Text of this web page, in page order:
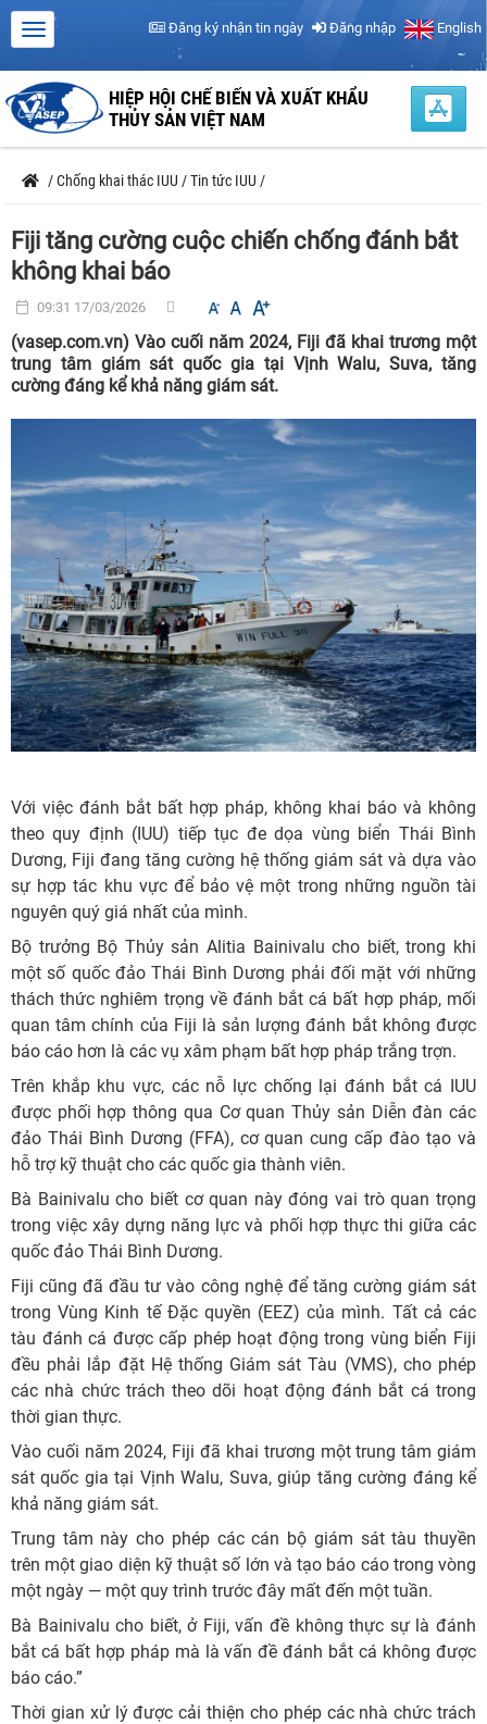
Đăng ký nhận tin ngày Đăng nhập English
HIỆP HỘI CHẾ BIẾN VÀ XUẤT KHẨU
THỦY SẢN VIỆT NAM
/Chống khai thác IUU /Tin tức IUU /
Fiji tăng cường cuộc chiến chống đánh bắt
không khai báo
09:31 17/03/2026
(vasep.com.vn) Vào cuối năm 2024, Fiji đã khai trương một
trung tâm giám sát quốc gia tại Vịnh Walu, Suva, tăng
cường đáng kể khả năng giám sát.
Với việc đánh bắt bất hợp pháp, không khai báo và không
theo quy định (IUU) tiếp tục đe dọa vùng biển Thái Bình
Dương, Fiji đang tăng cường hệ thống giám sát và dựa vào
sự hợp tác khu vực để bảo vệ một trong những nguồn tài
nguyên quý giá nhất của mình.
Bộ trưởng Bộ Thủy sản Alitia Bainivalu cho biết, trong khi
một số quốc đảo Thái Bình Dương phải đối mặt với những
thách thức nghiêm trọng về đánh bắt cá bất hợp pháp, mối
quan tâm chính của Fiji là sản lượng đánh bắt không được
báo cáo hơn là các vụ xâm phạm bất hợp pháp trắng trợn.
Trên khắp khu vực, các nỗ lực chống lại đánh bắt cá IUU
được phối hợp thông qua Cơ quan Thủy sản Diễn đàn các
đảo Thái Bình Dương (FFA), cơ quan cung cấp đào tạo và
hỗ trợ kỹ thuật cho các quốc gia thành viên.
Bà Bainivalu cho biết cơ quan này đóng vai trò quan trọng
trong việc xây dựng năng lực và phối hợp thực thi giữa các
quốc đảo Thái Bình Dương.
Fiji cũng đã đầu tư vào công nghệ để tăng cường giám sát
trong Vùng Kinh tế Đặc quyền (EEZ) của mình. Tất cả các
tàu đánh cá được cấp phép hoạt động trong vùng biển Fiji
đều phải lắp đặt Hệ thống Giám sát Tàu (VMS), cho phép
các nhà chức trách theo dõi hoạt động đánh bắt cá trong
thời gian thực.
Vào cuối năm 2024, Fiji đã khai trương một trung tâm giám
sát quốc gia tại Vịnh Walu, Suva, giúp tăng cường đáng kể
khả năng giám sát.
Trung tâm này cho phép các cán bộ giám sát tàu thuyền
trên một giao diện kỹ thuật số lớn và tạo báo cáo trong vòng
một ngày — một quy trình trước đây mất đến một tuần.
Bà Bainivalu cho biết, ở Fiji, vấn đề không thực sự là đánh
bắt cá bất hợp pháp mà là vấn đề đánh bắt cá không được
báo cáo.”
Thời gian xử lý được cải thiện cho phép các nhà chức trách